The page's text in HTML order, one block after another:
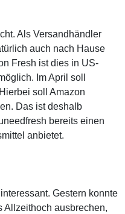
Als Versandhändler
auch nach Hause
Fresh ist dies in US-
Im April soll
soll Amazon
Das ist deshalb
bereits einen
anbietet.
Gestern konnte
Allzeithoch ausbrechen,